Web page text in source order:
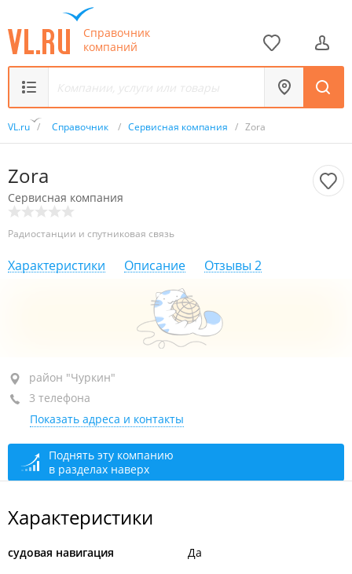
Справочник
компаний
VL.ru / Справочник / Сервисная компания / Zora
Zora
Сервисная компания
Радиостанции и спутниковая связь
Характеристики Описание Отзывы 2
район "Чуркин", ул. Калинина, 111А
+7 (423) 227-87-65
+7 (423) 227-95-17
+7 (423) 227-56-20
закрыто, откроется в 09:00
район "Чуркин"
3 телефона
Показать адреса и контакты
Поднять эту компанию
в разделах наверх
Характеристики
судовая навигация Да